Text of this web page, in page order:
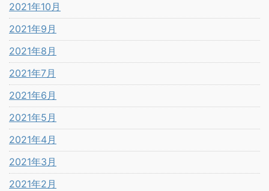
2021年10月
2021年9月
2021年8月
2021年7月
2021年6月
2021年5月
2021年4月
2021年3月
2021年2月